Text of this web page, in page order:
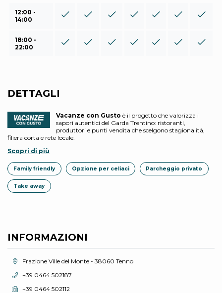
12:00 -
14:00
18:00 -
22:00
DETTAGLI
Vacanze con Gusto è il progetto che valorizza i
sapori autentici del Garda Trentino: ristoranti,
produttori e punti vendita che scelgono stagionalità,
filiera corta e rete locale.
Scopri di più
Family friendly Opzione per celiaci Parcheggio privato
Take away
INFORMAZIONI
Località:Frazione Ville del Monte - 38060 Tenno
Telefono:
+39 0464 502187
Fax:
+39 0464 502112